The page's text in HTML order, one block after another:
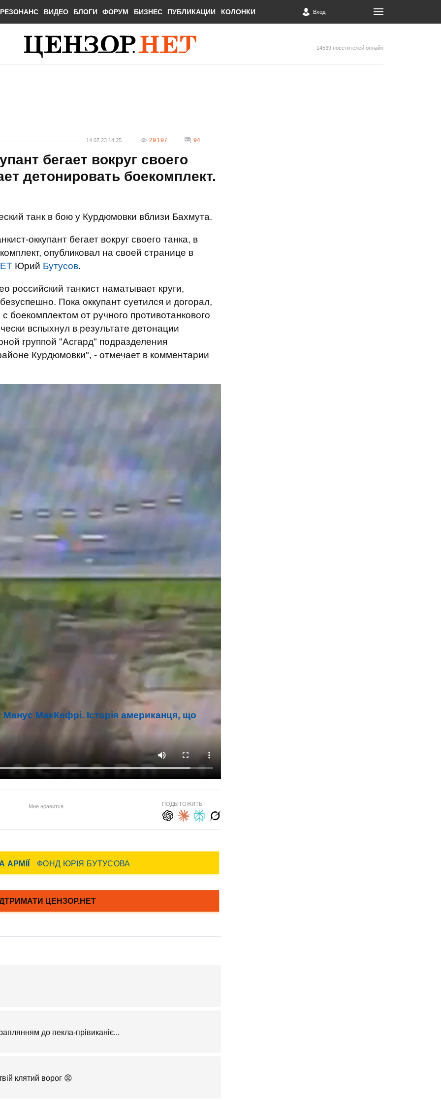
РЕЗОНАНС ВИДЕО БЛОГИ ФОРУМ БИЗНЕС ПУБЛИКАЦИИ КОЛОНКИ Вход
14539 посетителей онлайн
14.07.23 14:25 29 197 94
бегает вокруг своего
детонировать боекомплект.
танк в бою у Курдюмовки вблизи Бахмута.
оккупант бегает вокруг своего танка, в
опубликовал на своей странице в
Юрий Бутусов.
российский танкист наматывает круги,
Пока оккупант суетился и догорал,
боекомплектом от ручного противотанкового
вспыхнул в результате детонации
группой "Асгард" подразделения
Курдюмовки", - отмечает в комментарии
Манус МакКефрі. Історія американця, що
Мне нравится ПОДЫТОЖИТЬ:
до пекла-прівиканіє...
клятий ворог 😡